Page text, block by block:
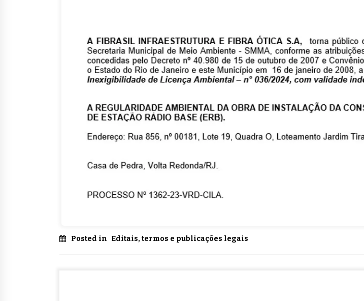
Posted in Editais, termos e publicações legais